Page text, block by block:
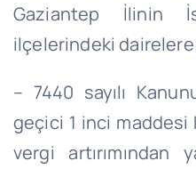
Gaziantep İlinin
ilçelerindeki
– 7440 sayılı
geçici 1 inci maddesi
vergi artırımından